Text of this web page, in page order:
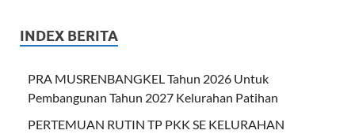
INDEX BERITA
PRA MUSRENBANGKEL Tahun 2026 Untuk
Pembangunan Tahun 2027 Kelurahan Patihan
PERTEMUAN RUTIN TP PKK SE KELURAHAN